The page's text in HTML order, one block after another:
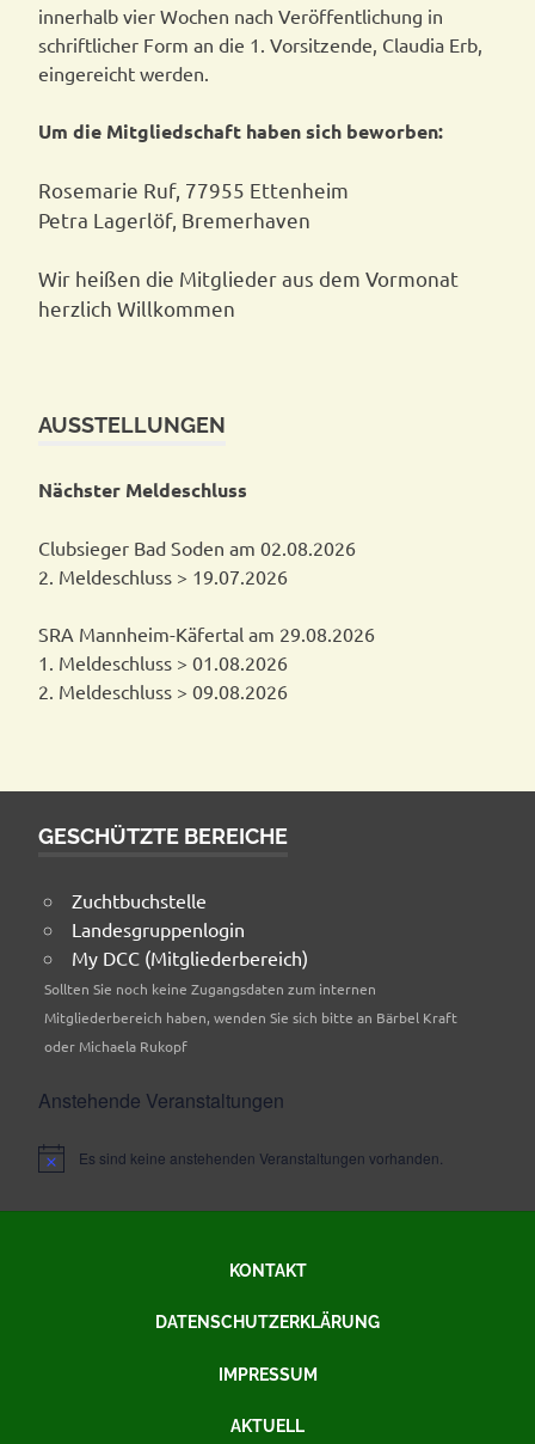
innerhalb vier Wochen nach Veröffentlichung in
schriftlicher Form an die 1. Vorsitzende, Claudia Erb,
eingereicht werden.
Um die Mitgliedschaft haben sich beworben:
Rosemarie Ruf, 77955 Ettenheim
Petra Lagerlöf, Bremerhaven
Wir heißen die Mitglieder aus dem Vormonat
herzlich Willkommen
AUSSTELLUNGEN
Nächster Meldeschluss
Clubsieger Bad Soden am 02.08.2026
2. Meldeschluss > 19.07.2026
SRA Mannheim-Käfertal am 29.08.2026
1. Meldeschluss > 01.08.2026
2. Meldeschluss > 09.08.2026
GESCHÜTZTE BEREICHE
Zuchtbuchstelle
Landesgruppenlogin
My DCC (Mitgliederbereich)
Sollten Sie noch keine Zugangsdaten zum internen
Mitgliederbereich haben, wenden Sie sich bitte an Bärbel Kraft
oder Michaela Rukopf
Anstehende Veranstaltungen
HinweisEs sind keine anstehenden Veranstaltungen vorhanden.
KONTAKT
DATENSCHUTZERKLÄRUNG
IMPRESSUM
AKTUELL